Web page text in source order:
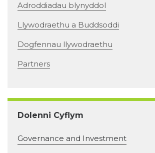
Adroddiadau blynyddol
Llywodraethu a Buddsoddi
Dogfennau llywodraethu
Partners
Dolenni Cyflym
Governance and Investment